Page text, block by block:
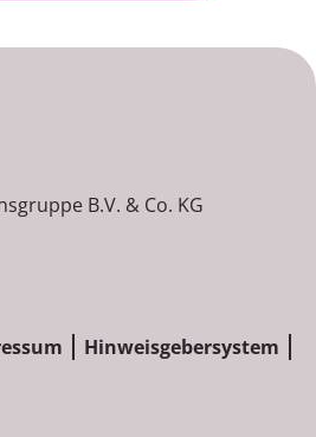
B.V. & Co. KG
Hinweisgebersystem